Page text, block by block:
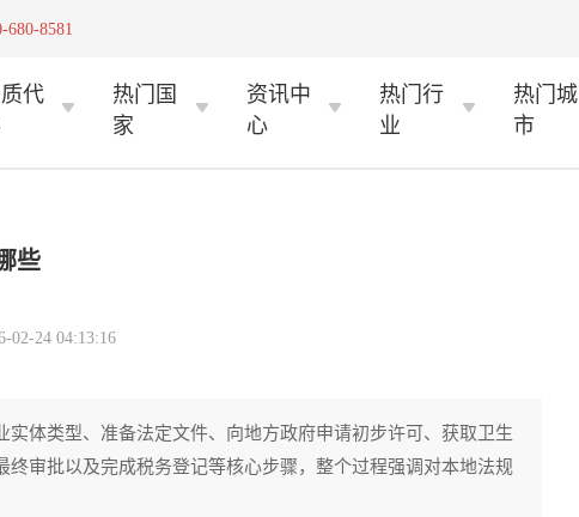
680-8581
代
热门国
家
资讯中
心
热门行
业
热门城
市
些
02-24 04:13:16
实体类型、准备法定文件、向地方政府申请初步许可、获取卫生
审批以及完成税务登记等核心步骤，整个过程强调对本地法规